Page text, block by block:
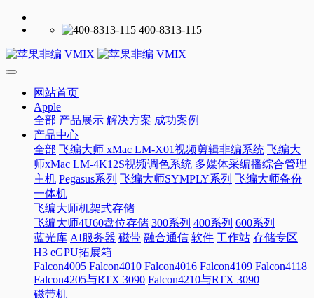
400-8313-115
网站首页
Apple
全部 产品展示 解决方案 成功案例
产品中心
全部 飞编大师 xMac LM-X01视频剪辑非编系统 飞编大
师xMac LM-4K12S视频调色系统 多媒体采编播综合管理
主机 Pegasus系列 飞编大师SYMPLY系列 飞编大师备份
一体机
飞编大师机架式存储
飞编大师4U60盘位存储 300系列 400系列 600系列
蓝光库 AI服务器 磁带 融合通信 软件 工作站 存储专区
H3 eGPU拓展箱
Falcon4005 Falcon4010 Falcon4016 Falcon4109 Falcon4118
Falcon4205与RTX 3090 Falcon4210与RTX 3090
磁带机